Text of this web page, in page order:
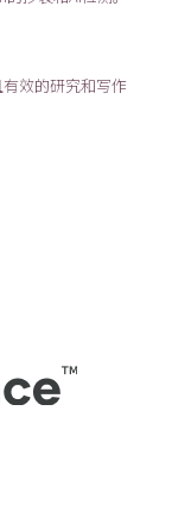
效的研究和写作